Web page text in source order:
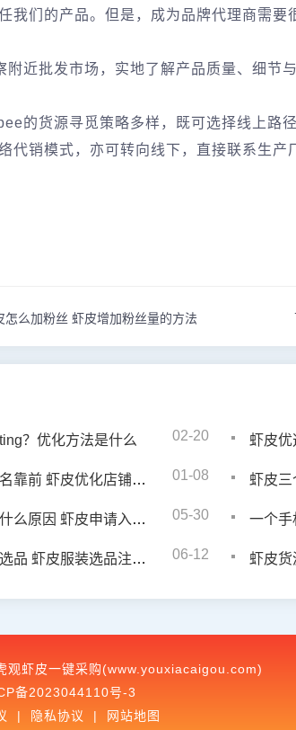
我们的产品。但是，成为品牌代理商需要
附近批发市场，实地了解产品质量、细节
的货源寻觅策略多样，既可选择线上路
代销模式，亦可转向线下，直接联系生
怎么加粉丝 虾皮增加粉丝量的方法
？优化方法是什么 02-20 虾皮优
皮优化店铺排名方法是什么 01-08 虾皮三个
皮申请入驻审核失败了怎么办 05-30 一个手
虾皮服装选品注意事项 06-12 虾皮货
虾皮一键采购(www.youxiacaigou.com)
备2023044110号-3
| 隐私协议 | 网站地图